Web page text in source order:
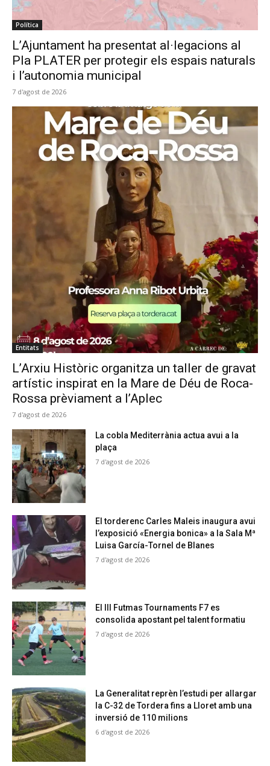
Política
L’Ajuntament ha presentat al·legacions al
Pla PLATER per protegir els espais naturals
i l’autonomia municipal
7 d'agost de 2026
Entitats
L’Arxiu Històric organitza un taller de gravat
artístic inspirat en la Mare de Déu de Roca-
Rossa prèviament a l’Aplec
7 d'agost de 2026
La cobla Mediterrània actua avui a la
plaça
7 d'agost de 2026
El torderenc Carles Maleis inaugura avui
l’exposició «Energia bonica» a la Sala Mª
Luisa García-Tornel de Blanes
7 d'agost de 2026
El III Futmas Tournaments F7 es
consolida apostant pel talent formatiu
7 d'agost de 2026
La Generalitat reprèn l’estudi per allargar
la C-32 de Tordera fins a Lloret amb una
inversió de 110 milions
6 d'agost de 2026